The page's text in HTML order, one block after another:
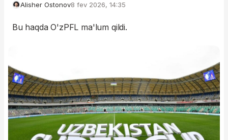
Alisher Ostonov8 fev 2026, 14:35
Bu haqda O'zPFL ma'lum qildi.